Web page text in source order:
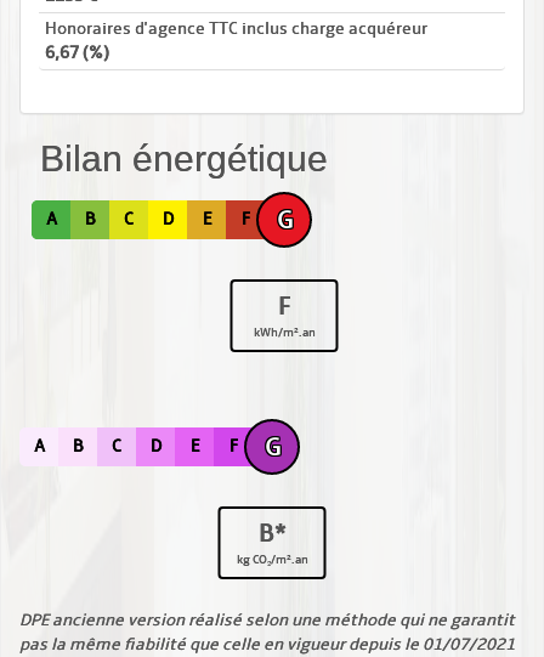
Honoraires d'agence TTC inclus charge acquéreur
6,67 (%)
Bilan énergétique
A B C D E F
F
kWh/m².an
G
A B C D E F
B*
kg CO₂/m².an
G
DPE ancienne version réalisé selon une méthode qui ne garantit
pas la même fiabilité que celle en vigueur depuis le 01/07/2021